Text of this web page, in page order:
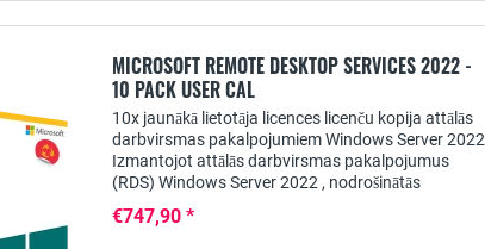
MICROSOFT REMOTE DESKTOP SERVICES 2022 -
10 PACK USER CAL
10x jaunākā lietotāja licences licenču kopija attālās
darbvirsmas pakalpojumiem Windows Server 2022
Izmantojot attālās darbvirsmas pakalpojumus
(RDS) Windows Server 2022 , nodrošinātās
€747,90 *